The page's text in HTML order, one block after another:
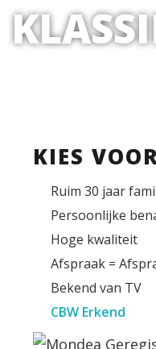
KIES
Ruim 30 jaar
Persoonlijke
Hoge kwaliteit
Afspraak =
Bekend van TV
CBW Erkend